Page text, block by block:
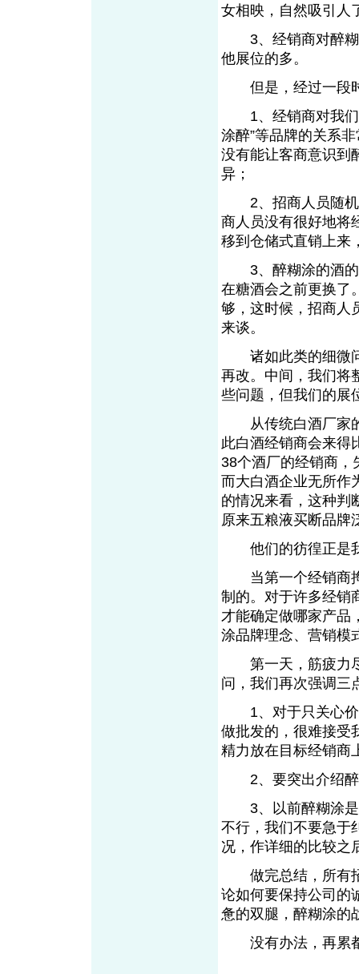
女相映，自然吸引人
3、经销商对醉糊
他展位的多。
但是，经过一段时
1、经销商对我们
涂醉”等品牌的关系
没有能让客商意识到
异；
2、招商人员随机
商人员没有很好地将
移到仓储式直销上来
3、醉糊涂的酒的
在糖酒会之前更换了
够，这时候，招商人
来谈。
诸如此类的细微问
再改。中间，我们将
些问题，但我们的展
从传统白酒厂家的
此白酒经销商会来得
38个酒厂的经销商，
而大白酒企业无所作
的情况来看，这种判
原来五粮液买断品牌
他们的彷徨正是
当第一个经销商掏
制的。对于许多经销
才能确定做哪家产品
涂品牌理念、营销模
第一天，筋疲力尽
问，我们再次强调三
1、对于只关心价
做批发的，很难接受
精力放在目标经销商
2、要突出介绍醉
3、以前醉糊涂是
不行，我们不要急于
况，作详细的比较之
做完总结，所有招
论如何要保持公司的
惫的双腿，醉糊涂的
没有办法，再累